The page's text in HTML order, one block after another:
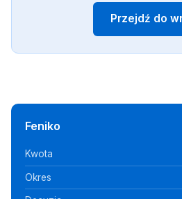
Przejdź do
Feniko
Kwota
Okres